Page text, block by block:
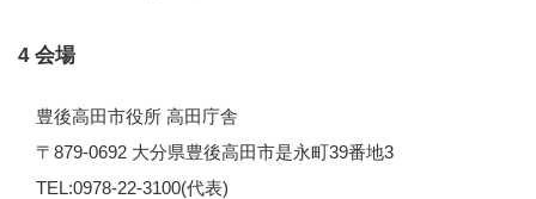
4 会場
豊後高田市役所 高田庁舎
〒879-0692 大分県豊後高田市是永町39番地3
TEL:0978-22-3100(代表)